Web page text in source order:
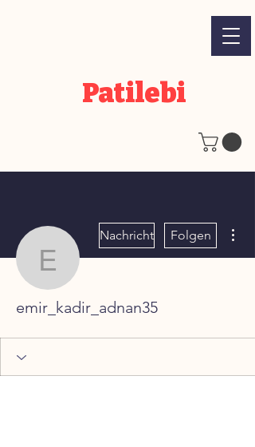
Patilebi
Nachricht Folgen
emir_kadir_adnan35